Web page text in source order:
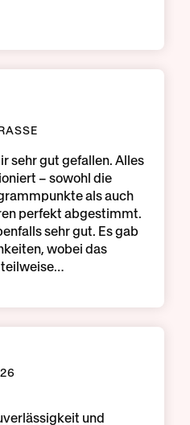
sehr gut gefallen. Alles
– sowohl die
als auch
perfekt abgestimmt.
sehr gut. Es gab
wobei das
teilweise…
und